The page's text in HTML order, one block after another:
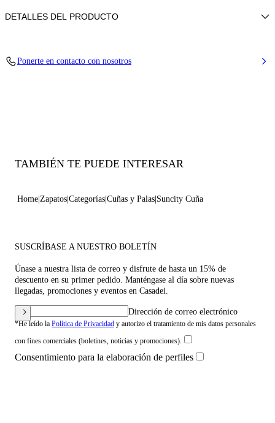
DETALLES DEL PRODUCTO
Ponerte en contacto con nosotros
TAMBIÉN TE PUEDE INTERESAR
Home Zapatos Categorías Cuñas y Palas Suncity Cuña
SUSCRÍBASE A NUESTRO BOLETÍN
Únase a nuestra lista de correo y disfrute de hasta un 15% de
descuento en su primer pedido. Manténgase al día sobre nuevas
llegadas, promociones y eventos en Casadei.
Dirección de correo electrónico
*He leído la Política de Privacidad y autorizo el tratamiento de mis datos personales
con fines comerciales (boletines, noticias y promociones).
Consentimiento para la elaboración de perfiles